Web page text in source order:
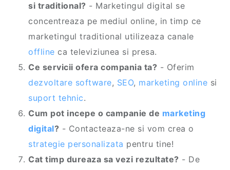
si traditional? - Marketingul digital se
concentreaza pe mediul online, in timp ce
marketingul traditional utilizeaza canale
offline ca televiziunea si presa.
Ce servicii ofera compania ta? - Oferim
dezvoltare software, SEO, marketing online si
suport tehnic.
Cum pot incepe o campanie de marketing
digital? - Contacteaza-ne si vom crea o
strategie personalizata pentru tine!
Cat timp dureaza sa vezi rezultate? - De